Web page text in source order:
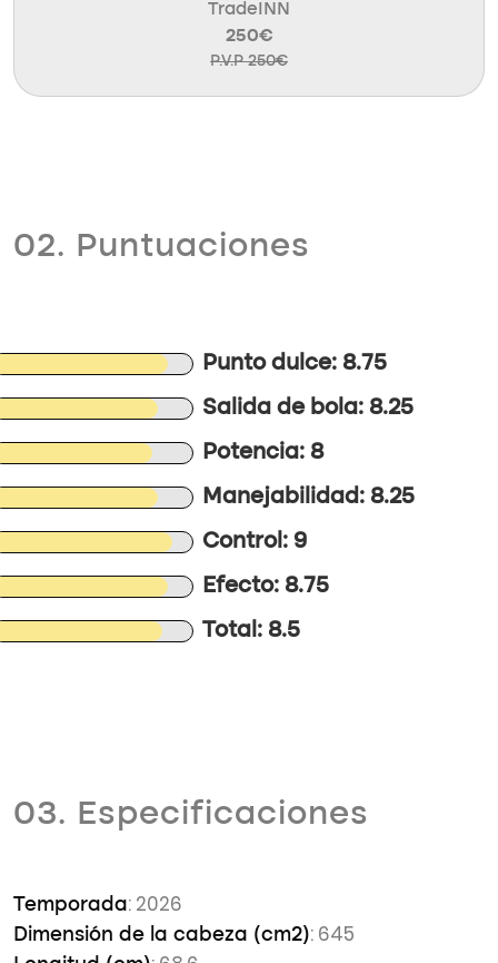
TradeINN
250€
P.V.P 250€
02. Puntuaciones
Punto dulce: 8.75
Salida de bola: 8.25
Potencia: 8
Manejabilidad: 8.25
Control: 9
Efecto: 8.75
Total: 8.5
03. Especificaciones
Temporada: 2026
Dimensión de la cabeza (cm2): 645